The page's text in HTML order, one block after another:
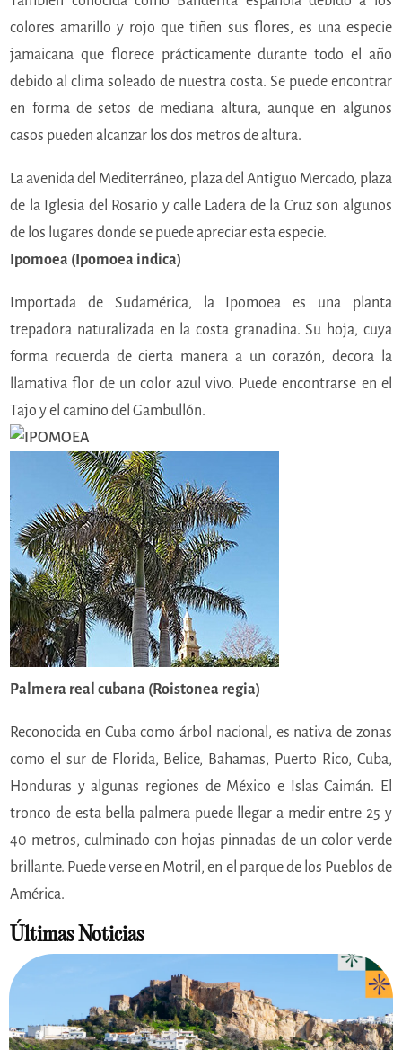
colores amarillo y rojo que tiñen sus flores, es una especie
jamaicana que florece prácticamente durante todo el año
debido al clima soleado de nuestra costa. Se puede encontrar
en forma de setos de mediana altura, aunque en algunos
casos pueden alcanzar los dos metros de altura.
La avenida del Mediterráneo, plaza del Antiguo Mercado, plaza
de la Iglesia del Rosario y calle Ladera de la Cruz son algunos
de los lugares donde se puede apreciar esta especie.
Ipomoea (Ipomoea indica)
Importada de Sudamérica, la Ipomoea es una planta
trepadora naturalizada en la costa granadina. Su hoja, cuya
forma recuerda de cierta manera a un corazón, decora la
llamativa flor de un color azul vivo. Puede encontrarse en el
Tajo y el camino del Gambullón.
Palmera real cubana (Roistonea regia)
Reconocida en Cuba como árbol nacional, es nativa de zonas
como el sur de Florida, Belice, Bahamas, Puerto Rico, Cuba,
Honduras y algunas regiones de México e Islas Caimán. El
tronco de esta bella palmera puede llegar a medir entre 25 y
40 metros, culminado con hojas pinnadas de un color verde
brillante. Puede verse en Motril, en el parque de los Pueblos de
América.
Últimas Noticias